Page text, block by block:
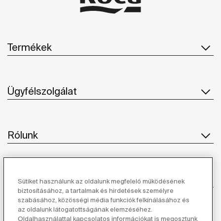
Termékek
Ügyfélszolgálat
Rólunk
Ihlet
Kövessen minket
Sütiket használunk az oldalunk megfelelő működésének
biztosításához, a tartalmak és hirdetések személyre
szabásához, közösségi média funkciók felkínálásához és
az oldalunk látogatottságának elemzéséhez.
Oldalhasználattal kapcsolatos információkat is megosztunk